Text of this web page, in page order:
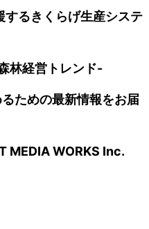
るきくらげ生産システ
林経営トレンド-
ための最新情報をお届
MEDIA WORKS Inc.